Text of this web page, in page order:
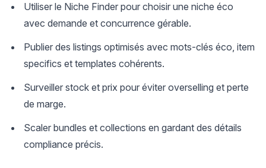
Utiliser le Niche Finder pour choisir une niche éco
avec demande et concurrence gérable.
Publier des listings optimisés avec mots-clés éco, item
specifics et templates cohérents.
Surveiller stock et prix pour éviter overselling et perte
de marge.
Scaler bundles et collections en gardant des détails
compliance précis.